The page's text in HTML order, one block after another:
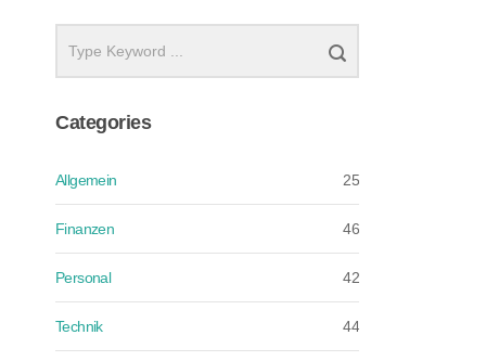
Categories
Allgemein 25
Finanzen 46
Personal 42
Technik 44